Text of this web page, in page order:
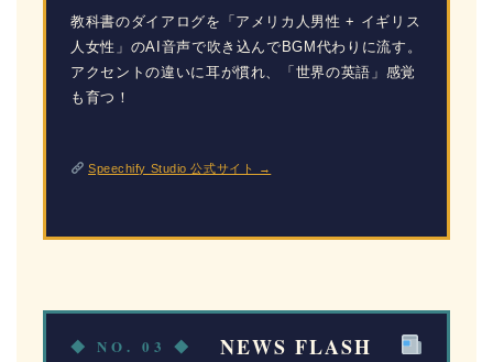
教科書のダイアログを「アメリカ人男性 + イギリス
人女性」のAI音声で吹き込んでBGM代わりに流す。
アクセントの違いに耳が慣れ、「世界の英語」感覚
も育つ！
Speechify Studio 公式サイト →
◆ NO. 03 ◆ NEWS FLASH